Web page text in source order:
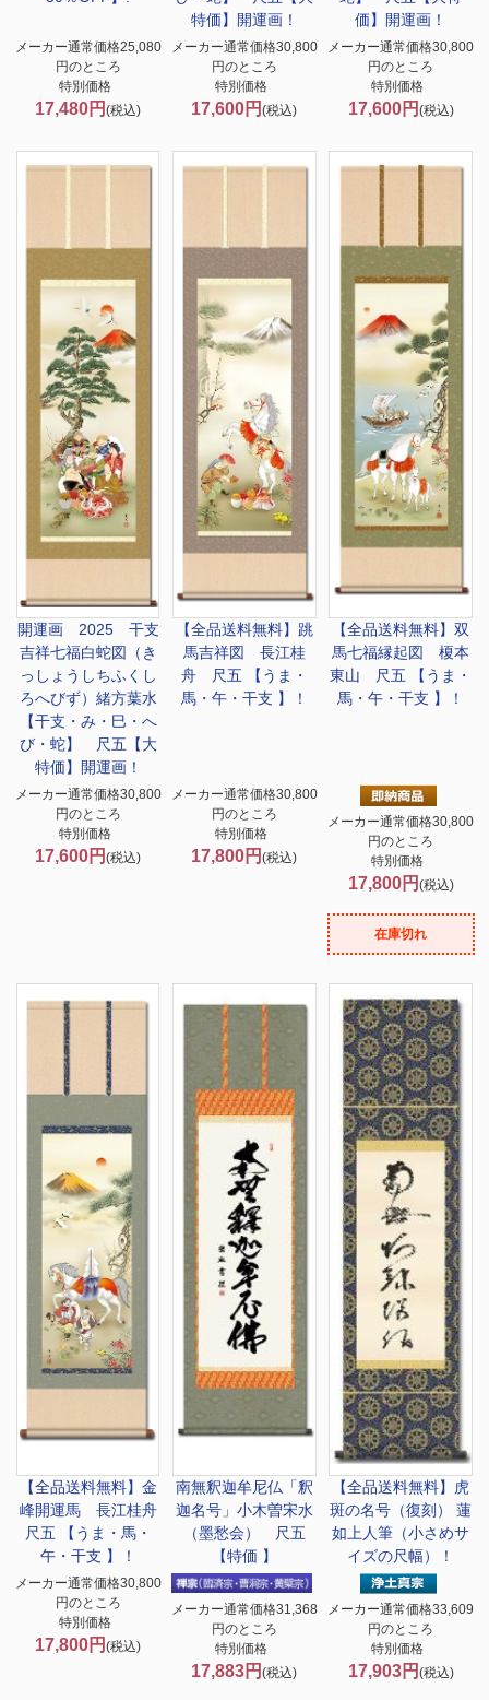
メーカー通常価格25,080
円のところ
特別価格
17,480円(税込)
特価】開運画！
メーカー通常価格30,800
円のところ
特別価格
17,600円(税込)
価】開運画！
メーカー通常価格30,800
円のところ
特別価格
17,600円 (税込)
開運画 2025 干支
吉祥七福白蛇図（き
っしょうしちふくし
ろへびず）緒方葉水
【干支・み・巳・へ
び・蛇】 尺五【大
特価】開運画！
メーカー通常価格30,800
円のところ
特別価格
17,600円(税込)
【全品送料無料】 跳
馬吉祥図 長江桂
舟 尺五 【うま・
馬・午・干支 】！
メーカー通常価格30,800
円のところ
特別価格
17,800円(税込)
【全品送料無料】双
馬七福縁起図 榎本
東山 尺五 【うま・
馬・午・干支 】！
メーカー通常価格30,800
円のところ
特別価格
17,800円 (税込)
在庫切れ
【全品送料無料】 金
峰開運馬 長江桂舟
尺五 【うま・馬・
午・干支 】！
メーカー通常価格30,800
円のところ
特別価格
17,800円(税込)
南無釈迦牟尼仏 「釈
迦名号」小木曽宋水
（墨愁会） 尺五
【特価 】
メーカー通常価格31,368
円のところ
特別価格
17,883円(税込)
【全品送料無料】
虎
斑の名号（復刻） 蓮
如上人筆（小さめサ
イズの尺幅）！
メーカー通常価格33,609
円のところ
特別価格
17,903円 (税込)